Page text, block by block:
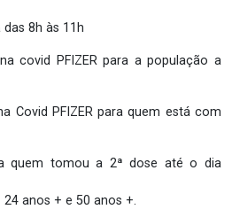
8h às 11h
covid PFIZER para a população a
Covid PFIZER para quem está com
quem tomou a 2ª dose até o dia
anos + e 50 anos +.